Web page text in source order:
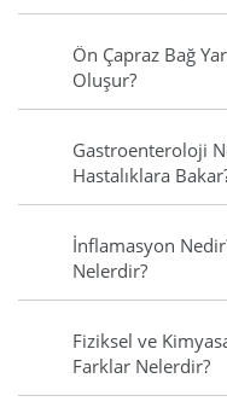
Ön Çapraz Bağ
Oluşur?
Gastroenteroloji
Hastalıklara
İnflamasyon
Nelerdir?
Fiziksel ve
Farklar Nelerdir?